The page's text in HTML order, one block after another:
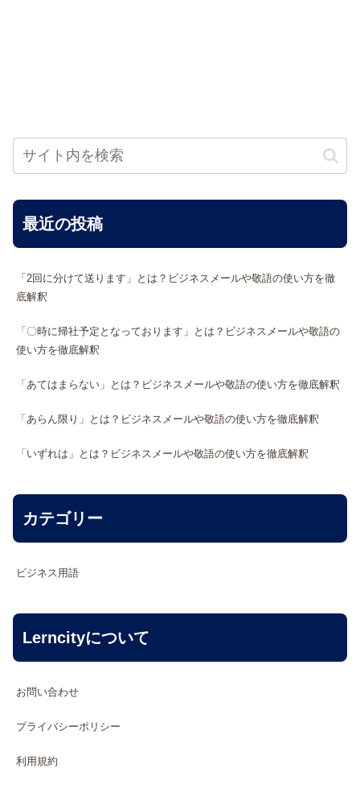
最近の投稿
「2回に分けて送ります」とは？ビジネスメールや敬語の使い方を徹
底解釈
「〇時に帰社予定となっております」とは？ビジネスメールや敬語の
使い方を徹底解釈
「あてはまらない」とは？ビジネスメールや敬語の使い方を徹底解釈
「あらん限り」とは？ビジネスメールや敬語の使い方を徹底解釈
「いずれは」とは？ビジネスメールや敬語の使い方を徹底解釈
カテゴリー
ビジネス用語
Lerncityについて
お問い合わせ
プライバシーポリシー
利用規約